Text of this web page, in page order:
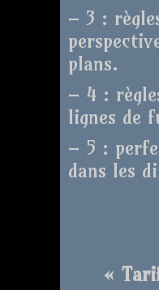
– 3 :
plans.
– 4 :
lignes de
– 5 :
dans les
«